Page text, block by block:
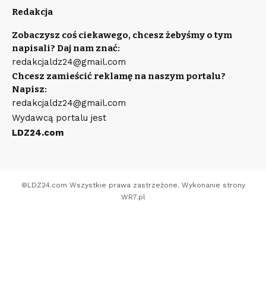
Redakcja
Zobaczysz coś ciekawego, chcesz żebyśmy o tym
napisali? Daj nam znać:
redakcjaldz24@gmail.com
Chcesz zamieścić reklamę na naszym portalu?
Napisz:
redakcjaldz24@gmail.com
Wydawcą portalu jest
LDZ24.com
©LDZ24.com Wszystkie prawa zastrzeżone. Wykonanie strony
WR7.pl